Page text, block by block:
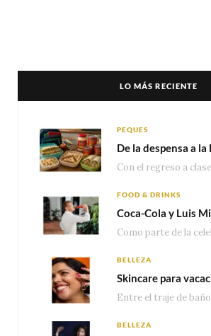
LO MÁS RECIENTE
PEQUES
FOOD & DRINKS
BELLEZA
BELLEZA